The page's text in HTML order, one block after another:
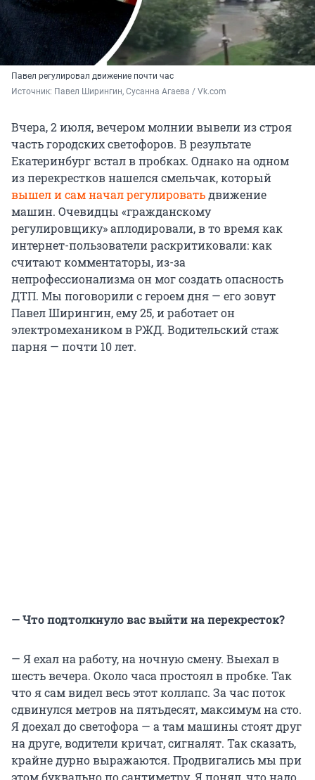
Павел регулировал движение почти час
Источник: Павел Ширингин, Сусанна Агаева / Vk.com
Вчера, 2 июля, вечером молнии вывели из строя
часть городских светофоров. В результате
Екатеринбург встал в пробках. Однако на одном
из перекрестков нашелся смельчак, который
вышел и сам начал регулироватьдвижение
машин. Очевидцы «гражданскому
регулировщику» аплодировали, в то время как
интернет-пользователи раскритиковали: как
считают комментаторы, из-за
непрофессионализма он мог создать опасность
ДТП. Мы поговорили с героем дня — его зовут
Павел Ширингин, ему 25, и работает он
электромехаником в РЖД. Водительский стаж
парня — почти 10 лет.
— Что подтолкнуло вас выйти на перекресток?
— Я ехал на работу, на ночную смену. Выехал в
шесть вечера. Около часа простоял в пробке. Так
что я сам видел весь этот коллапс. За час поток
сдвинулся метров на пятьдесят, максимум на сто.
Я доехал до светофора — а там машины стоят друг
на друге, водители кричат, сигналят. Так сказать,
крайне дурно выражаются. Продвигались мы при
этом буквально по сантиметру. Я понял, что надо